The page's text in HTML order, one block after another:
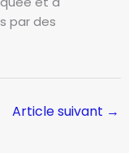
par des
Article suivant →